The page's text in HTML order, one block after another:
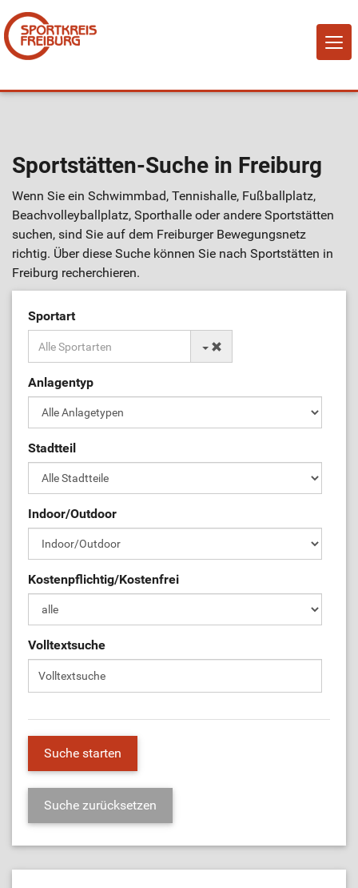
Über Uns
Mitglied werden!
Vereine
Sportstätten
ÜL-Börse
Sportstätten-Suche in Freiburg
Wenn Sie ein Schwimmbad, Tennishalle, Fußballplatz,
Beachvolleyballplatz, Sporthalle oder andere Sportstätten
suchen, sind Sie auf dem Freiburger Bewegungsnetz
richtig. Über diese Suche können Sie nach Sportstätten in
Freiburg recherchieren.
Sportart
Anlagentyp
Stadtteil
Indoor/Outdoor
Kostenpflichtig/Kostenfrei
Volltextsuche